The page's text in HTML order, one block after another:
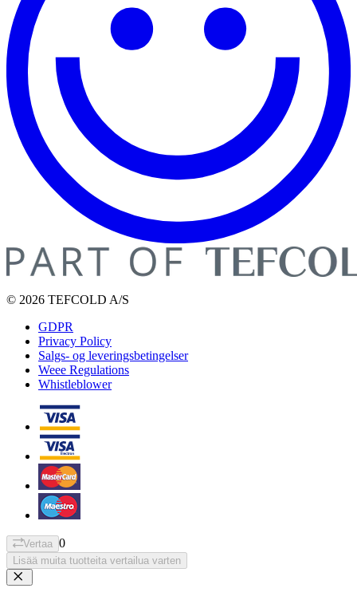
© 2026 TEFCOLD A/S
GDPR
Privacy Policy
Salgs- og leveringsbetingelser
Weee Regulations
Whistleblower
Vertaa 0
Lisää muita tuotteita vertailua varten